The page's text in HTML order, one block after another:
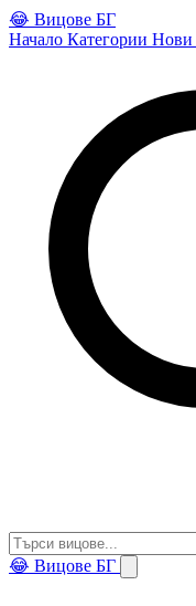
😂 Вицове БГ
Начало Категории Нови
😂 Вицове БГ